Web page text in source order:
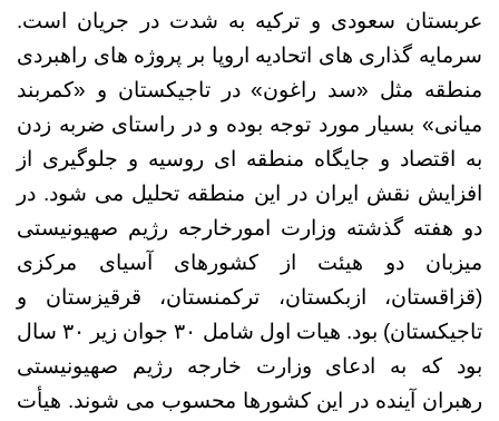
عربستان سعودی و ترکیه به شدت در جریان است.
سرمایه گذاری های اتحادیه اروپا بر پروژه های راهبردی
منطقه مثل «سد راغون» در تاجیکستان و «کمربند
میانی» بسیار مورد توجه بوده و در راستای ضربه زدن
به اقتصاد و جایگاه منطقه ای روسیه و جلوگیری از
افزایش نقش ایران در این منطقه تحلیل می شود.در
دو هفته گذشتهوزارت امورخارجه رژیم صهیونیستی
میزبان دو هیئت از کشورهای آسیای مرکزی
(قزاقستان، ازبکستان، ترکمنستان، قرقیزستان و
تاجیکستان) بود. هیات اول شامل ۳۰ جوان زیر ۳۰ سال
بود که به ادعای وزارت خارجه رژیم صهیونیستی
رهبران آینده در این کشورها محسوب می شوند. هیأت